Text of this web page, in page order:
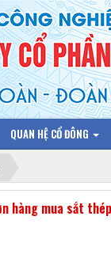
QUAN HỆ CỔ ĐÔNG
hàng mua sắt